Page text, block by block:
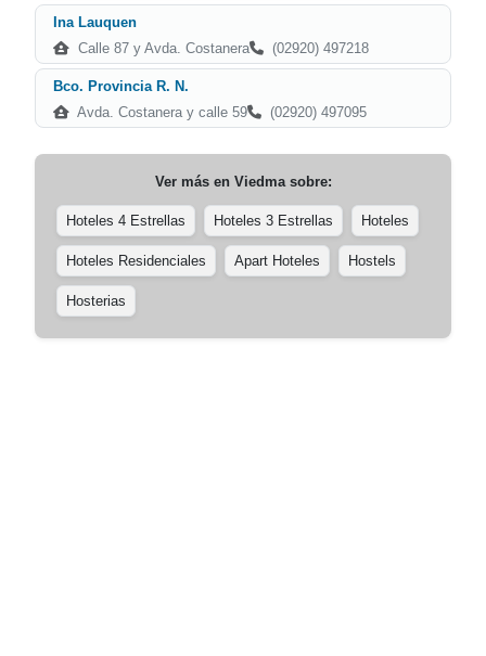
Ina Lauquen
Calle 87 y Avda. Costanera
(02920) 497218
Bco. Provincia R. N.
Avda. Costanera y calle 59
(02920) 497095
Ver más en Viedmasobre:
Hoteles 4 Estrellas Hoteles 3 Estrellas Hoteles
Hoteles Residenciales Apart Hoteles Hostels
Hosterias